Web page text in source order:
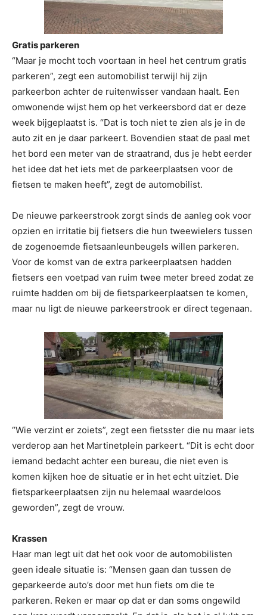
Gratis parkeren
“Maar je mocht toch voortaan in heel het centrum gratis
parkeren”, zegt een automobilist terwijl hij zijn
parkeerbon achter de ruitenwisser vandaan haalt. Een
omwonende wijst hem op het verkeersbord dat er deze
week bijgeplaatst is. “Dat is toch niet te zien als je in de
auto zit en je daar parkeert. Bovendien staat de paal met
het bord een meter van de straatrand, dus je hebt eerder
het idee dat het iets met de parkeerplaatsen voor de
fietsen te maken heeft”, zegt de automobilist.
De nieuwe parkeerstrook zorgt sinds de aanleg ook voor
opzien en irritatie bij fietsers die hun tweewielers tussen
de zogenoemde fietsaanleunbeugels willen parkeren.
Voor de komst van de extra parkeerplaatsen hadden
fietsers een voetpad van ruim twee meter breed zodat ze
ruimte hadden om bij de fietsparkeerplaatsen te komen,
maar nu ligt de nieuwe parkeerstrook er direct tegenaan.
“Wie verzint er zoiets”, zegt een fietsster die nu maar iets
verderop aan het Martinetplein parkeert. “Dit is echt door
iemand bedacht achter een bureau, die niet even is
komen kijken hoe de situatie er in het echt uitziet. Die
fietsparkeerplaatsen zijn nu helemaal waardeloos
geworden”, zegt de vrouw.
Krassen
Haar man legt uit dat het ook voor de automobilisten
geen ideale situatie is: “Mensen gaan dan tussen de
geparkeerde auto’s door met hun fiets om die te
parkeren. Reken er maar op dat er dan soms ongewild